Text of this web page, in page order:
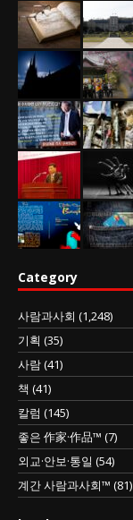
Category
사람과사회 (1,248)
기획 (35)
사람(41)
책 (41)
칼럼 (145)
좋은 作家·作品™ (7)
외교·안보·통일 (54)
계간 사람과사회™ (81)